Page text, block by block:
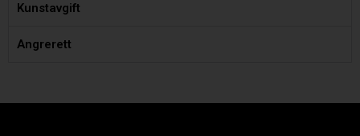
Kunstavgift
Angrerett